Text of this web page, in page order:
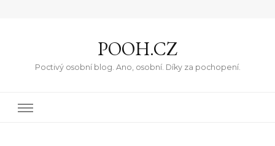
POOH.CZ
Poctivý osobní blog. Ano, osobní. Díky za pochopení.